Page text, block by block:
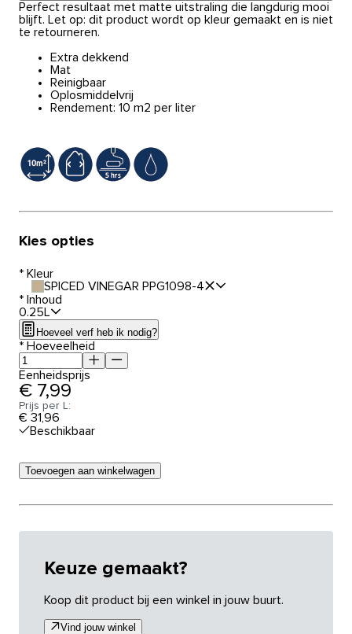
Perfect resultaat met matte uitstraling die langdurig mooi
blijft. Let op: dit product wordt op kleur gemaakt en is niet
te retourneren.
Extra dekkend
Mat
Reinigbaar
Oplosmiddelvrij
Rendement: 10 m2 per liter
Kies opties
* Kleur
SPICED VINEGAR PPG1098-4
* Inhoud
0.25L
Hoeveel verf heb ik nodig?
* Hoeveelheid
Eenheidsprijs
€ 7,99
Prijs per L:
€ 31,96
Beschikbaar
Toevoegen aan winkelwagen
Keuze gemaakt?
Koop dit product bij een winkel in jouw buurt.
Vind jouw winkel